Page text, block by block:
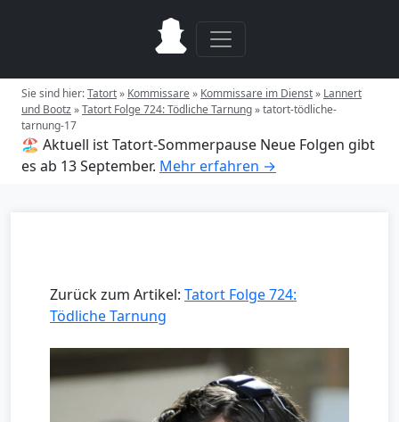
Sie sind hier:Tatort» Kommissare» Kommissare im Dienst» Lannert
und Bootz»Tatort Folge 724: Tödliche Tarnung»tatort-tödliche-
tarnung-17
🏖️ Aktuell ist Tatort-Sommerpause Neue Folgen gibt
es ab 13 September. Mehr erfahren →
Zurück zum Artikel: Tatort Folge 724:
Tödliche Tarnung